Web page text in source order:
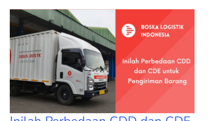
Inilah
Perbedaan
CDD
dan
untuk
Pengiriman
Barang